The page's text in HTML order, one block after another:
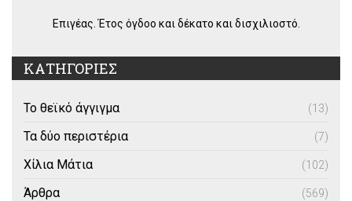
Επιγέας. Έτος όγδοο και δέκατο και δισχιλιοστό.
ΚΑΤΗΓΟΡΙΕΣ
Το θεϊκό άγγιγμα (13)
Τα δύο περιστέρια (7)
Χίλια Μάτια (102)
Άρθρα (569)